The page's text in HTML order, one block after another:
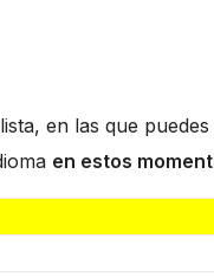
en las que
en estos